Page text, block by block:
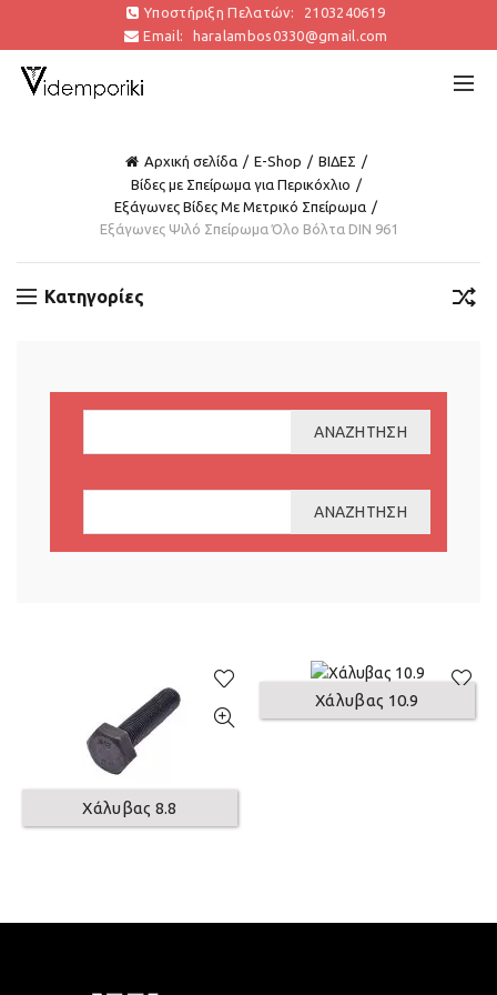
Υποστήριξη Πελατών:
2103240619
Email:
haralambos0330@gmail.com
Αρχική σελίδα E-Shop
ΒΙΔΕΣ
Βίδες με Σπείρωμα για Περικόχλιο
Εξάγωνες Βίδες Με Μετρικό Σπείρωμα
Εξάγωνες Ψιλό Σπείρωμα Όλο Βόλτα DIN 961
Κατηγορίες
ΑΝΑΖΉΤΗΣΗ
ΑΝΑΖΉΤΗΣΗ
Χάλυβας 8.8
Χάλυβας 10.9